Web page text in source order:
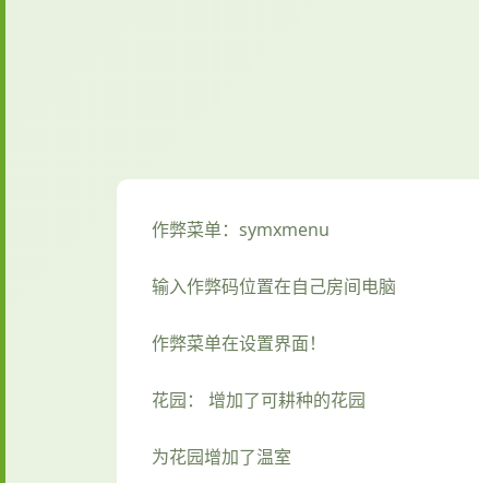
作弊菜单：symxmenu
输入作弊码位置在自己房间电脑
作弊菜单在设置界面！
花园： 增加了可耕种的花园
为花园增加了温室